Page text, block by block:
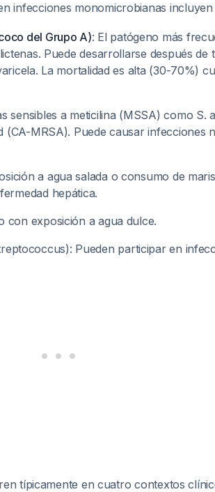
infecciones monomicrobianas incluyen
del Grupo A): El patógeno más
Puede desarrollarse después de
La mortalidad es alta (30-70%)
sensibles a meticilina (MSSA) como S.
(CA-MRSA). Puede causar infecciones
a agua salada o consumo de
hepática.
con exposición a agua dulce.
): Pueden participar en
típicamente en cuatro contextos